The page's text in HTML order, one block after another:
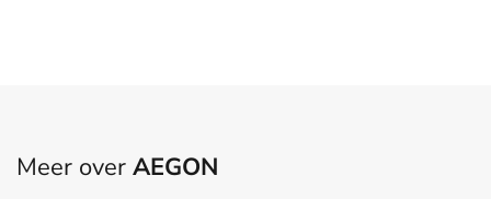
Meer over AEGON